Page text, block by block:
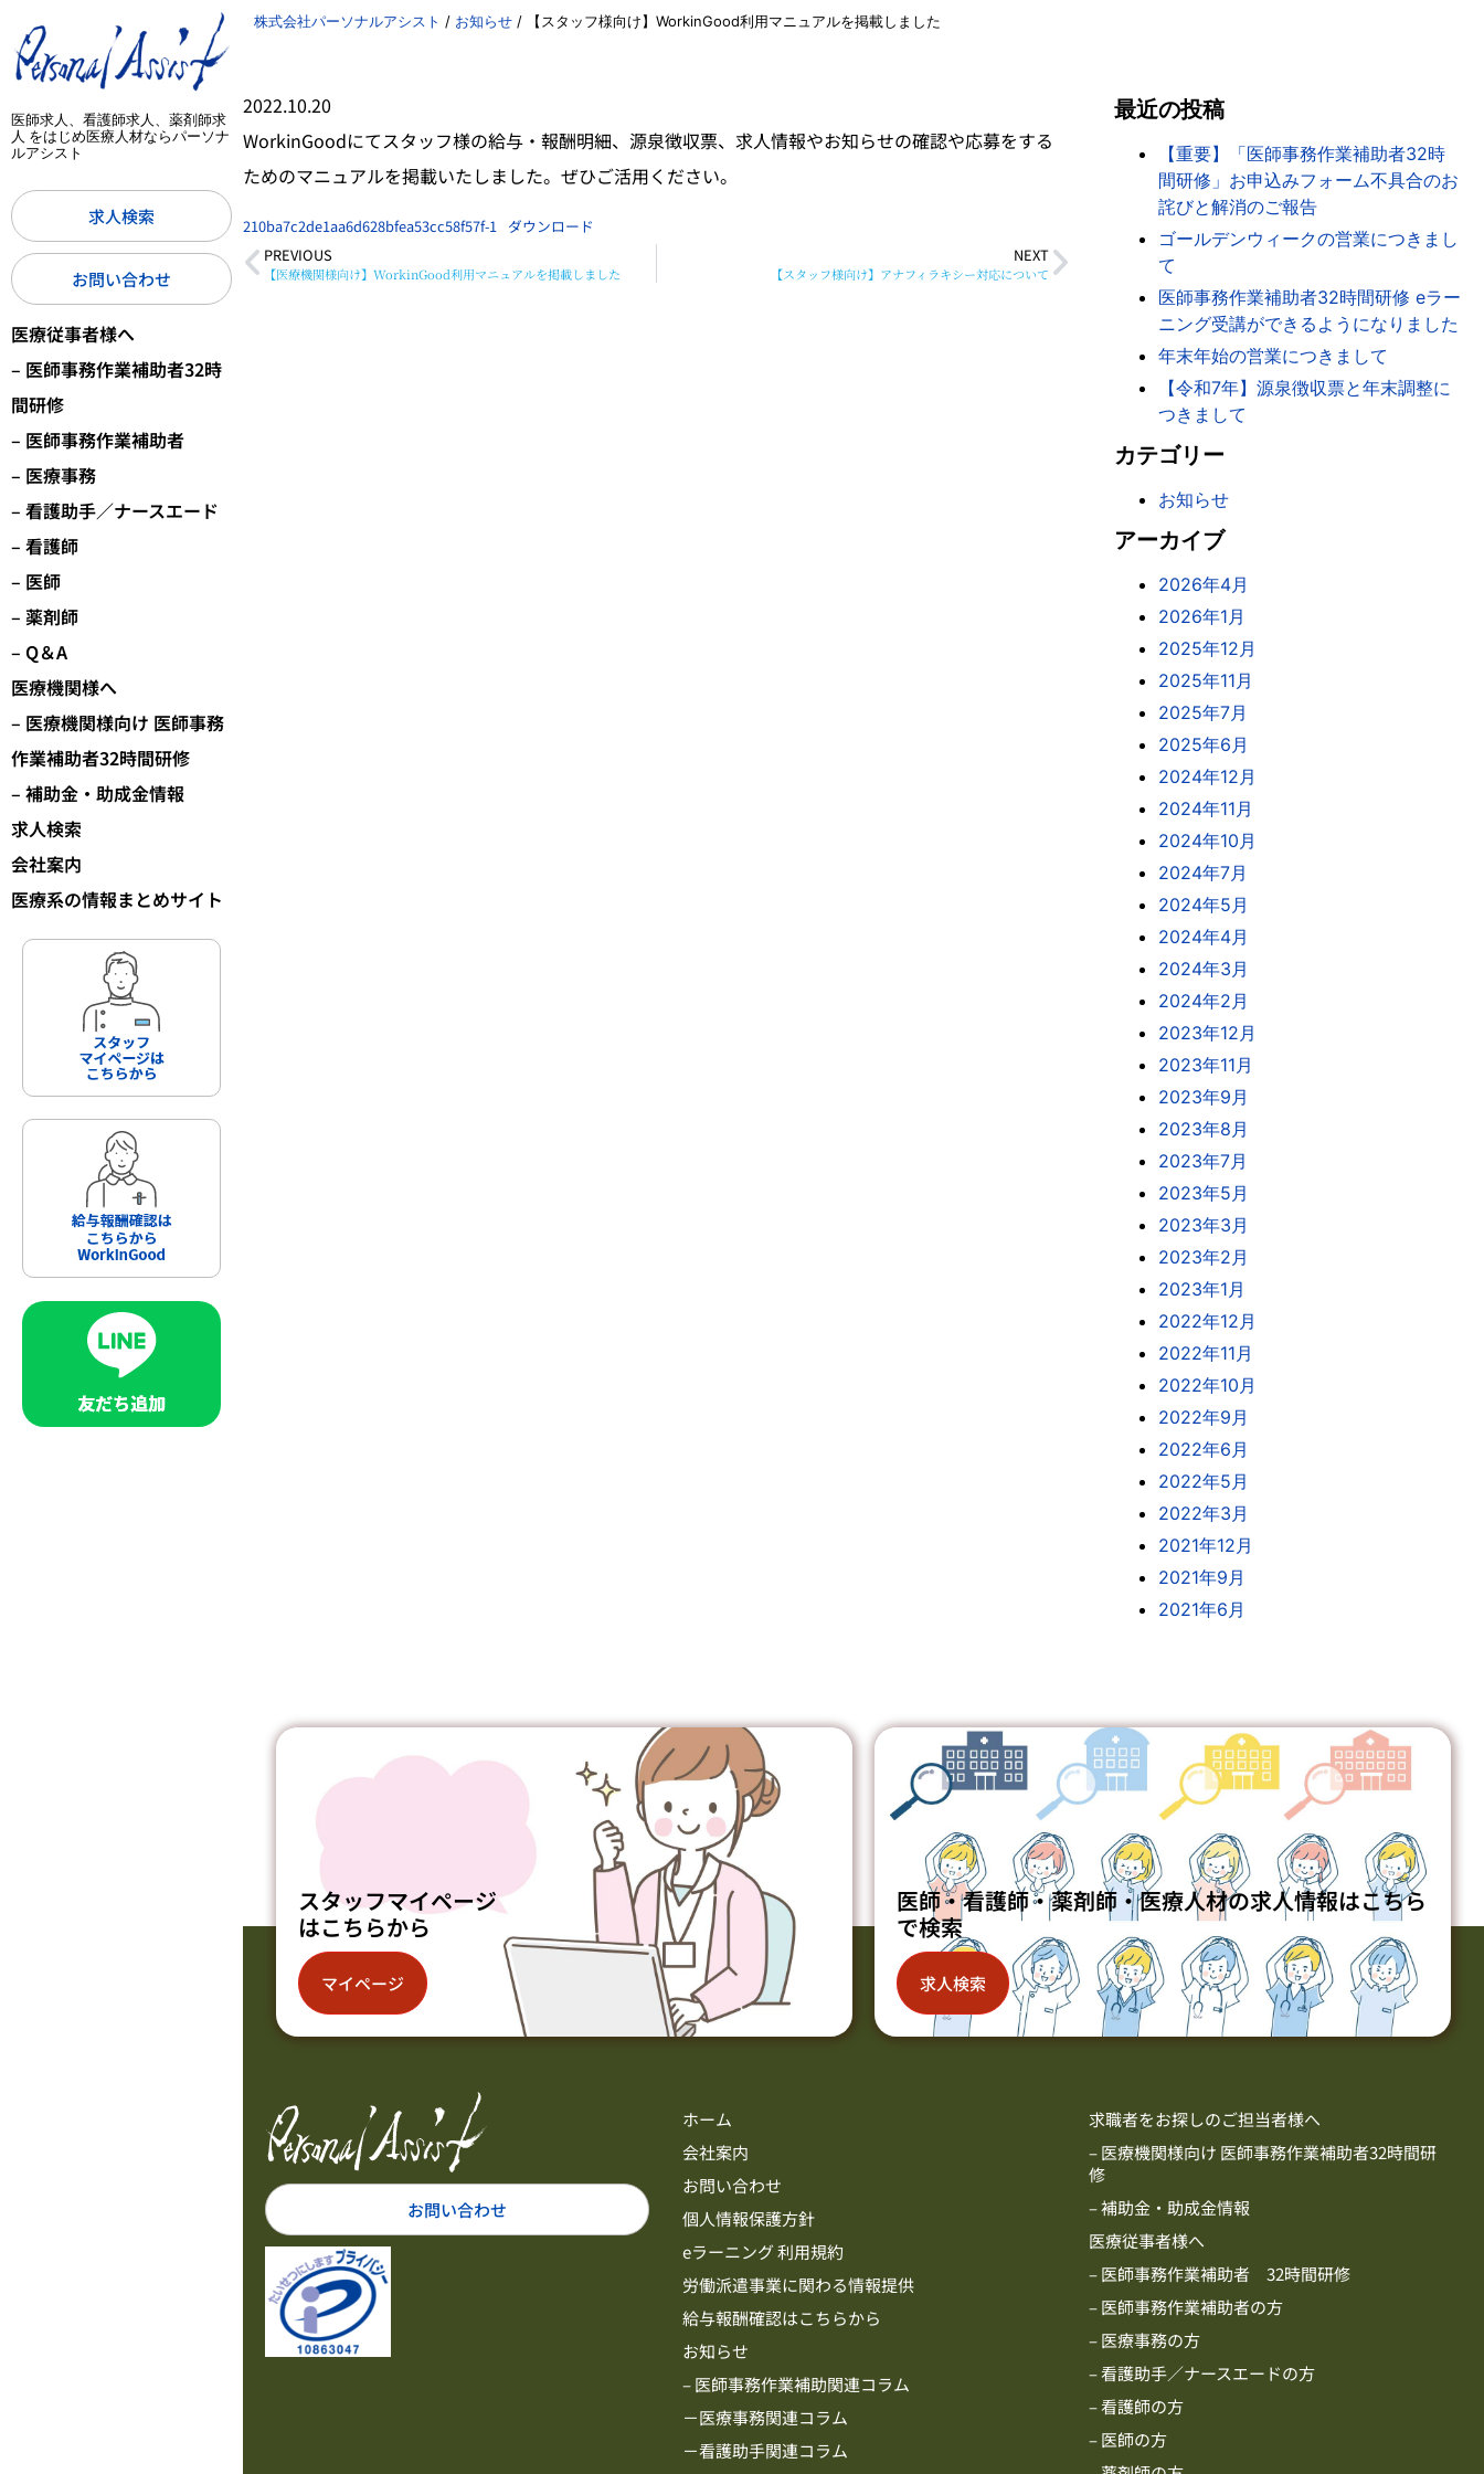
医師求人、看護師求人、薬剤師求
人 をはじめ医療人材ならパーソナ
ルアシスト
求人検索
お問い合わせ
医療従事者様へ
– 医師事務作業補助者32時
間研修
– 医師事務作業補助者
– 医療事務
– 看護助手／ナースエード
– 看護師
– 医師
– 薬剤師
– Q＆A
医療機関様へ
– 医療機関様向け 医師事務
作業補助者32時間研修
– 補助金・助成金情報
求人検索
会社案内
医療系の情報まとめサイト
株式会社パーソナルアシスト / お知らせ / 【スタッフ様向け】WorkinGood利用マニュアルを掲載しました
2022.10.20
WorkinGoodにてスタッフ様の給与・報酬明細、源泉徴収票、求人情報やお知らせの確認や応募をする
ためのマニュアルを掲載いたしました。ぜひご活用ください。
210ba7c2de1aa6d628bfea53cc58f57f-1 ダウンロード
PREVIOUS
【医療機関様向け】WorkinGood利用マニュアルを掲載しました
NEXT
【スタッフ様向け】アナフィラキシー対応について
最近の投稿
【重要】「医師事務作業補助者32時
間研修」お申込みフォーム不具合のお
詫びと解消のご報告
ゴールデンウィークの営業につきまし
て
医師事務作業補助者32時間研修 eラー
ニング受講ができるようになりました
年末年始の営業につきまして
【令和7年】源泉徴収票と年末調整に
つきまして
カテゴリー
お知らせ
アーカイブ
2026年4月
2026年1月
2025年12月
2025年11月
2025年7月
2025年6月
2024年12月
2024年11月
2024年10月
2024年7月
2024年5月
2024年4月
2024年3月
2024年2月
2023年12月
2023年11月
2023年9月
2023年8月
2023年7月
2023年5月
2023年3月
2023年2月
2023年1月
2022年12月
2022年11月
2022年10月
2022年9月
2022年6月
2022年5月
2022年3月
2021年12月
2021年9月
2021年6月
スタッフマイページ
はこちらから
マイページ
医師・看護師・薬剤師・医療人材の求人情報はこちら
で検索
求人検索
お問い合わせ
ホーム
会社案内
お問い合わせ
個人情報保護方針
eラーニング 利用規約
労働派遣事業に関わる情報提供
給与報酬確認はこちらから
お知らせ
– 医師事務作業補助関連コラム
－医療事務関連コラム
－看護助手関連コラム
求職者をお探しのご担当者様へ
– 医療機関様向け 医師事務作業補助者32時間研
修
– 補助金・助成金情報
医療従事者様へ
– 医師事務作業補助者 32時間研修
– 医師事務作業補助者の方
– 医療事務の方
– 看護助手／ナースエードの方
– 看護師の方
– 医師の方